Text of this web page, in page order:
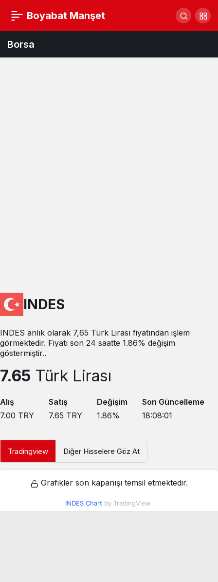
Boyabat Manşet
Borsa
INDES
INDES anlık olarak 7,65 Türk Lirası fiyatından işlem
görmektedir. Fiyatı son 24 saatte 1.86% değişim
göstermiştir..
7.65 Türk Lirası
Alış
7.00 TRY
Satış
7.65 TRY
Değişim
1.86%
Son Güncelleme
18:08:01
Tradingview Diğer Hisselere Göz At
Grafikler son kapanışı temsil etmektedir.
INDES Chart by TradingView